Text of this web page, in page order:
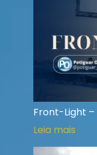
Front-Light –
Leia mais